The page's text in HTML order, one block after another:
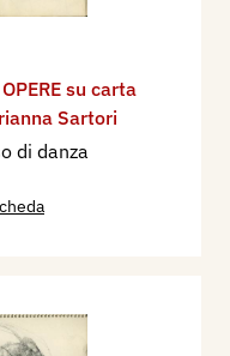
su carta
Sartori
di danza